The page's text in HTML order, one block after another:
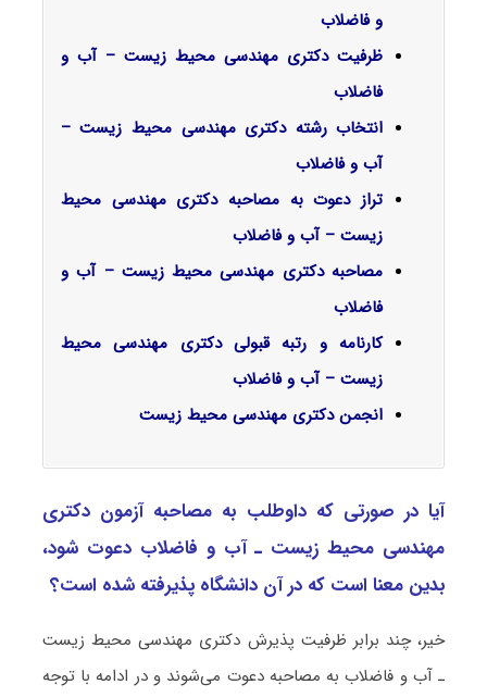
و فاضلاب
ظرفیت دکتری مهندسی محیط زیست – آب و
فاضلاب
انتخاب رشته دکتری مهندسی محیط زیست –
آب و فاضلاب
تراز دعوت به مصاحبه دکتری مهندسی محیط
زیست – آب و فاضلاب
مصاحبه دکتری مهندسی محیط زیست – آب و
فاضلاب
کارنامه و رتبه قبولی دکتری مهندسی محیط
زیست – آب و فاضلاب
انجمن دکتری مهندسی محیط زیست
آیا در صورتی که داوطلب به مصاحبه آزمون دکتری
مهندسی محیط زیست ـ آب و ﻓﺎﺿﻼب دعوت شود،
بدین معنا است که در آن دانشگاه پذیرفته شده است؟
خیر، چند برابر ظرفیت پذیرش دکتری مهندسی محیط زیست
ـ آب و ﻓﺎﺿﻼب به مصاحبه دعوت می‌شوند و در ادامه با توجه